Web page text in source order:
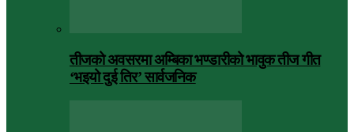
तीजको अवसरमा अम्बिका भण्डारीको भावुक तीज गीत
‘भइयो दुई तिर’ सार्वजनिक